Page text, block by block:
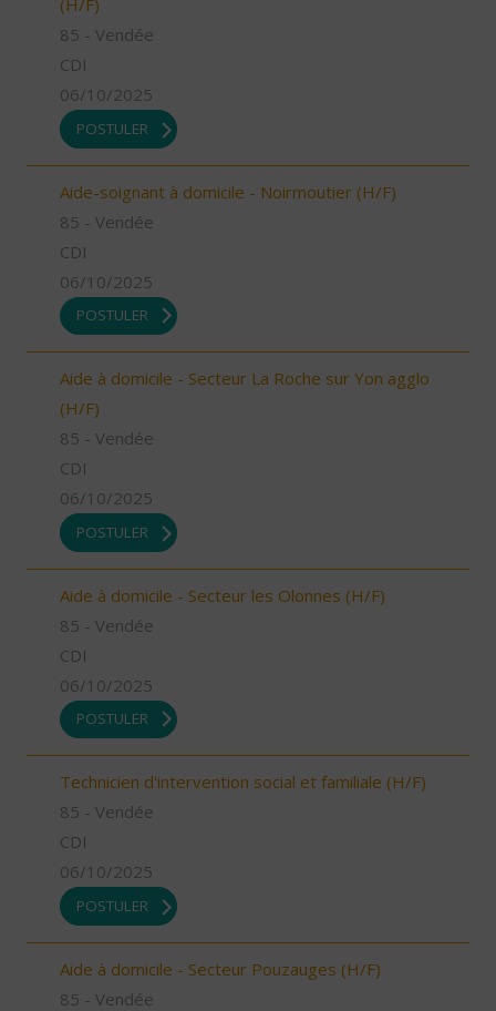
(H/F)
85 - Vendée
CDI
06/10/2025
POSTULER
Aide-soignant à domicile - Noirmoutier (H/F)
85 - Vendée
CDI
06/10/2025
POSTULER
Aide à domicile - Secteur La Roche sur Yon agglo
(H/F)
85 - Vendée
CDI
06/10/2025
POSTULER
Aide à domicile - Secteur les Olonnes (H/F)
85 - Vendée
CDI
06/10/2025
POSTULER
Technicien d'intervention social et familiale (H/F)
85 - Vendée
CDI
06/10/2025
POSTULER
Aide à domicile - Secteur Pouzauges (H/F)
85 - Vendée